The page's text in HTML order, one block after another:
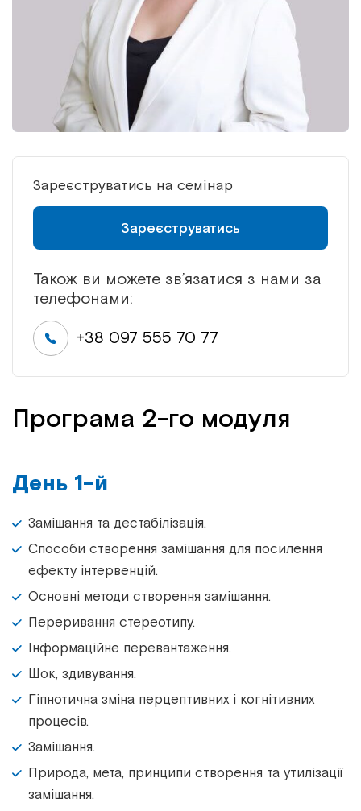
Зареєструватись на семінар
Зареєструватись
Також ви можете зв’язатися з нами за
телефонами:
+38 097 555 70 77
Програма 2-го модуля
День 1-й
Замішання та дестабілізація.
Способи створення замішання для посилення
ефекту інтервенцій.
Основні методи створення замішання.
Переривання стереотипу.
Інформаційне перевантаження.
Шок, здивування.
Гіпнотична зміна перцептивних і когнітивних
процесів.
Замішання.
Природа, мета, принципи створення та утилізації
замішання.